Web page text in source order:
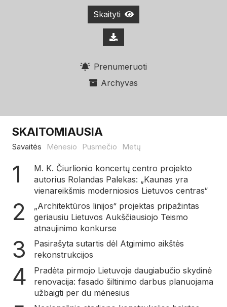
Skaityti
Prenumeruoti
Archyvas
SKAITOMIAUSIA
Savaitės Mėnesio Pusmečio Metų
M. K. Čiurlionio koncertų centro projekto
autorius Rolandas Palekas: „Kaunas yra
vienareikšmis moderniosios Lietuvos centras“
„Architektūros linijos“ projektas pripažintas
geriausiu Lietuvos Aukščiausiojo Teismo
atnaujinimo konkurse
Pasirašyta sutartis dėl Atgimimo aikštės
rekonstrukcijos
Pradėta pirmojo Lietuvoje daugiabučio skydinė
renovacija: fasado šiltinimo darbus planuojama
užbaigti per du mėnesius